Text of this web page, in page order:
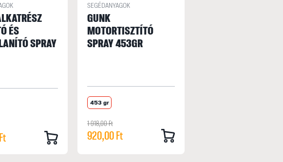
ÉS
SPRAY
SEGÉDANYAGOK
GUNK
MOTORTISZTÍTÓ
SPRAY 453GR
453 gr
1 918,00 Ft
920,00 Ft